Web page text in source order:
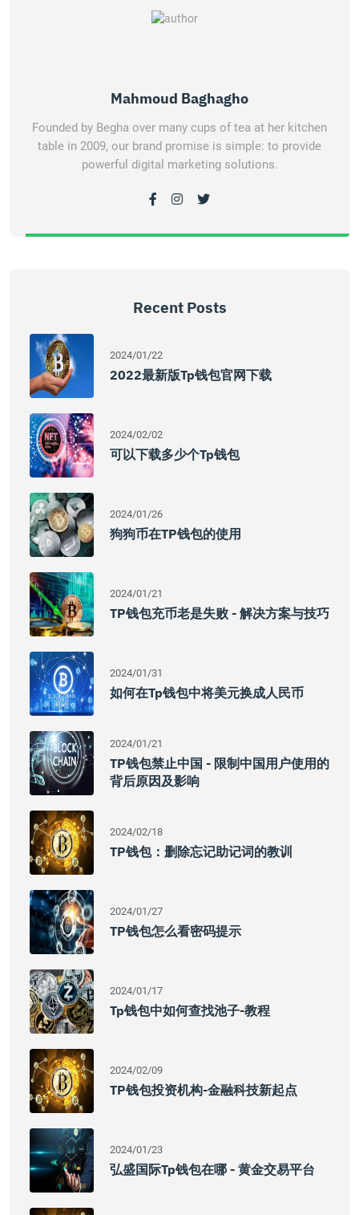
Mahmoud Baghagho
Founded by Begha over many cups of tea at her kitchen
table in 2009, our brand promise is simple: to provide
powerful digital marketing solutions.
Recent Posts
2024/01/22
2022最新版tp钱包官网下载
2024/02/02
可以下载多少个tp钱包
2024/01/26
狗狗币在TP钱包的使用
2024/01/21
TP钱包充币老是失败 - 解决方案与技巧
2024/01/31
如何在tp钱包中将美元换成人民币
2024/01/21
TP钱包禁止中国 - 限制中国用户使用的
背后原因及影响
2024/02/18
TP钱包：删除忘记助记词的教训
2024/01/27
TP钱包怎么看密码提示
2024/01/17
Tp钱包中如何查找池子-教程
2024/02/09
TP钱包投资机构-金融科技新起点
2024/01/23
弘盛国际tp钱包在哪 - 黄金交易平台